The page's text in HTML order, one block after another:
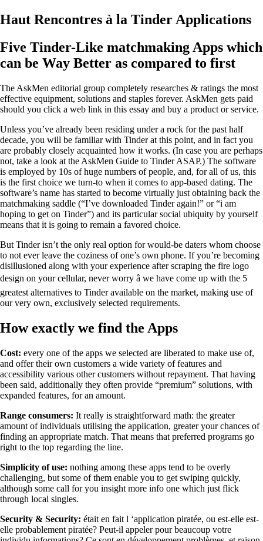
Haut Rencontres à la Tinder Applications
Five Tinder-Like matchmaking Apps which
can be Way Better as compared to first
The AskMen editorial group completely researches & ratings the most
effective equipment, solutions and staples forever. AskMen gets paid
should you click a web link in this essay and buy a product or service.
Unless you’ve already been residing under a rock for the past half
decade, you will be familiar with Tinder at this point, and in fact you
are probably closely acquainted how it works. (In case you are perhaps
not, take a look at the AskMen Guide to Tinder ASAP.) The software
is employed by 10s of huge numbers of people, and, for all of us, this
is the first choice we turn-to when it comes to app-based dating. The
software’s name has started to become virtually just obtaining back the
matchmaking saddle (“I’ve downloaded Tinder again!” or “i am
hoping to get on Tinder”) and its particular social ubiquity by yourself
means that it is going to remain a favored choice.
But Tinder isn’t the only real option for would-be daters whom choose
to not ever leave the coziness of one’s own phone. If you’re becoming
disillusioned along with your experience after scraping the fire logo
design on your cellular, never worry â we have come up with the 5
greatest alternatives to Tinder available on the market, making use of
our very own, exclusively selected requirements.
How exactly we find the Apps
Cost: every one of the apps we selected are liberated to make use of,
and offer their own customers a wide variety of features and
accessibility various other customers without repayment. That having
been said, additionally they often provide “premium” solutions, with
expanded features, for an amount.
Range consumers: It really is straightforward math: the greater
amount of individuals utilising the application, greater your chances of
finding an appropriate match. That means that preferred programs go
right to the top regarding the line.
Simplicity of use: nothing among these apps tend to be overly
challenging, but some of them enable you to get swiping quickly,
although some call for you insight more info one which just flick
through local singles.
Security & Security: était en fait l ‘application piratée, ou est-elle est-
elle probablement piratée? Peut-il appeler pour beaucoup votre